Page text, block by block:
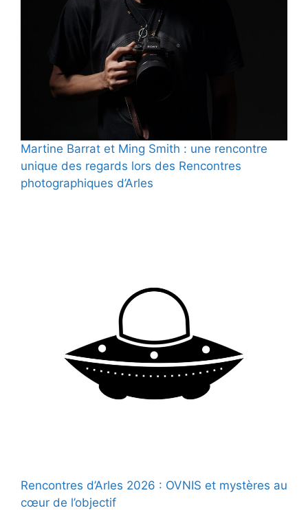
Martine Barrat et Ming Smith : une rencontre
unique des regards lors des Rencontres
photographiques d’Arles
Rencontres d’Arles 2026 : OVNIS et mystères au
cœur de l’objectif